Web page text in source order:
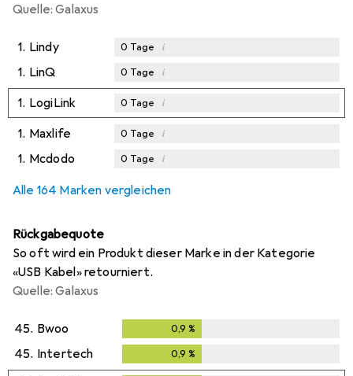
Quelle: Galaxus
1. Lindy 0 Tage i
1. LinQ 0 Tage i
1. LogiLink 0 Tage i
1. Maxlife 0 Tage i
1. Mcdodo 0 Tage i
Alle 164 Marken vergleichen
Rückgabequote
So oft wird ein Produkt dieser Marke in der Kategorie
«USB Kabel» retourniert.
Quelle: Galaxus
45. Bwoo 0,9 %
45. Intertech 0,9 %